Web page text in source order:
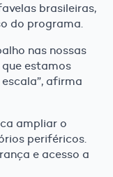
brasileiras,
do programa.
nas nossas
que estamos
afirma
ampliar o
periféricos.
e acesso a